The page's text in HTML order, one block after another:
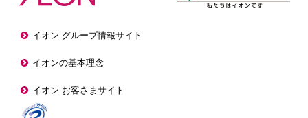
イオン グループ情報サイト
イオンの基本理念
イオン お客さまサイト